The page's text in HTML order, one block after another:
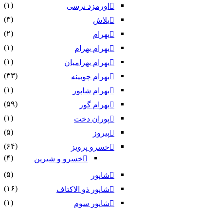
اورمزد نرسى‏
(۱)
بلاش
(۳)
بهرام
(۲)
بهرام بهرام
(۱)
بهرام بهرامیان‏
(۱)
بهرام چوبینه
(۳۳)
بهرام شاپور
(۱)
بهرام گور
(۵۹)
پوران دخت
(۱)
پیروز
(۵)
خسرو پرویز
(۶۴)
خسرو و شیرین
(۴)
شاپور
(۵)
شاپور ذو الاکتاف
(۱۶)
شاپور سوم‏
(۱)